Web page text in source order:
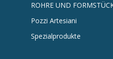
ROHRE UND
Pozzi Artesiani
Spezialprodukte